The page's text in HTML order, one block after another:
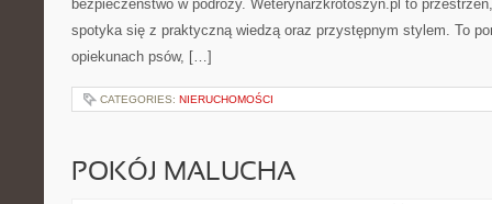
bezpieczeństwo w podróży. Weterynarzkrotoszyn.pl to
spotyka się z praktyczną wiedzą oraz przystępnym stylem. To
opiekunach psów, […]
CATEGORIES: NIERUCHOMOŚCI
POKÓJ MALUCHA